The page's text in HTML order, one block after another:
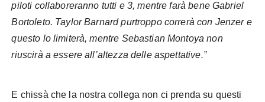
piloti collaboreranno tutti e 3, mentre farà bene Gabriel
Bortoleto. Taylor Barnard purtroppo correrà con Jenzer e
questo lo limiterà, mentre Sebastian Montoya non
riuscirà a essere all’altezza delle aspettative.”
E chissà che la nostra collega non ci prenda su questi